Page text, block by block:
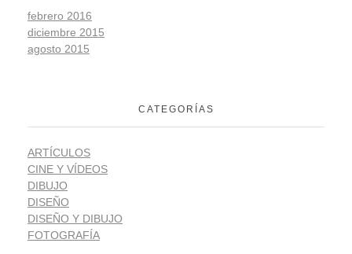
febrero 2016
diciembre 2015
agosto 2015
CATEGORÍAS
ARTÍCULOS
CINE Y VÍDEOS
DIBUJO
DISEÑO
DISEÑO Y DIBUJO
FOTOGRAFÍA